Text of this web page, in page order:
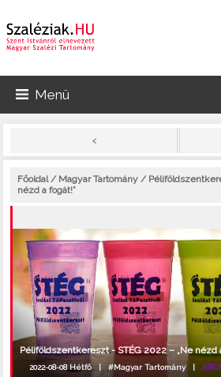
Menü
<
Főoldal/ Magyar Tartomány /
nézd a fogát!”
Péliföldszentkereszt - STÉG 2022 – „Ne nézd
2022-08-08 Hétfő |#Magyar Tartomány|